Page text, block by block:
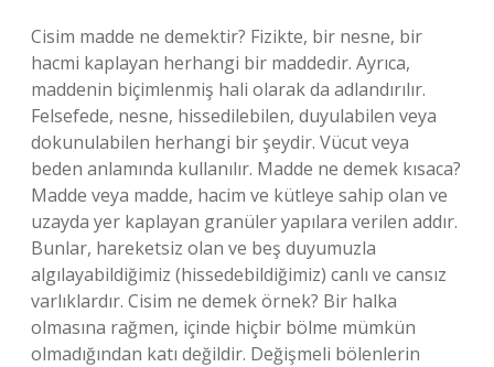
Cisim madde ne demektir? Fizikte, bir nesne, bir
hacmi kaplayan herhangi bir maddedir. Ayrıca,
maddenin biçimlenmiş hali olarak da adlandırılır.
Felsefede, nesne, hissedilebilen, duyulabilen veya
dokunulabilen herhangi bir şeydir. Vücut veya
beden anlamında kullanılır. Madde ne demek kısaca?
Madde veya madde, hacim ve kütleye sahip olan ve
uzayda yer kaplayan granüler yapılara verilen addır.
Bunlar, hareketsiz olan ve beş duyumuzla
algılayabildiğimiz (hissedebildiğimiz) canlı ve cansız
varlıklardır. Cisim ne demek örnek? Bir halka
olmasına rağmen, içinde hiçbir bölme mümkün
olmadığından katı değildir. Değişmeli bölenlerin